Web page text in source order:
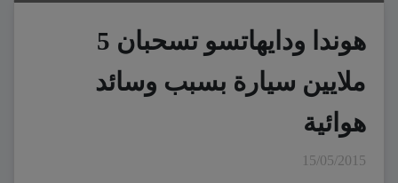
هوندا ودايهاتسو تسحبان 5
ملايين سيارة بسبب وسائد
هوائية
15/05/2015